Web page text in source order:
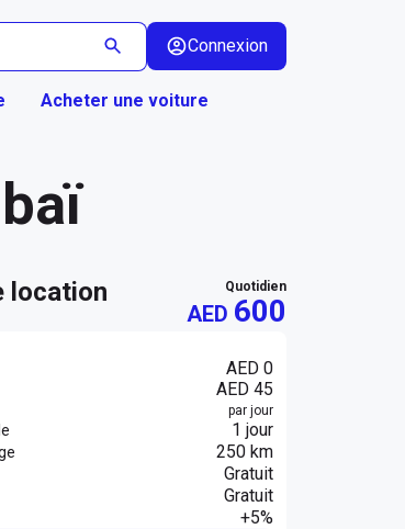
Connexion
Acheter une voiture
location quotidien
AED 600
AED 0
AED 45
par jour
1 jour
250 km
Gratuit
Gratuit
+5%